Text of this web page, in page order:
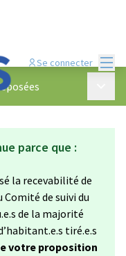
Se connecter
parce que :
la recevabilité de
de suivi du
de la majorité
tiré.e.s
votre proposition